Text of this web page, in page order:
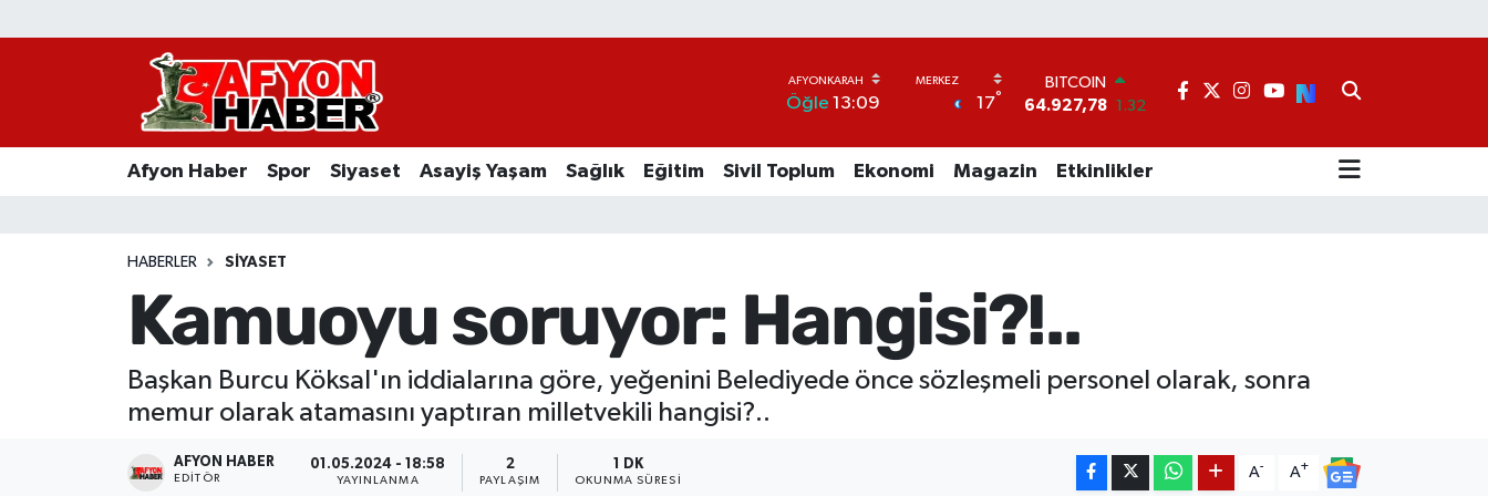
Öğle 13:09 17°
64.927,78 1.32
DOLAR
55,0398 -0.02
Afyon Haber Spor Siyaset Asayiş Yaşam Sağlık Eğitim Sivil Toplum Ekonomi Magazin Etkinlikler
HABERLER SIYASET
Kamuoyu soruyor: Hangisi?!..
Başkan Burcu Köksal'ın iddialarına göre, yeğenini Belediyede önce sözleşmeli personel olarak, sonra
memur olarak atamasını yaptıran milletvekili hangisi?..
AFYON HABER
EDITÖR
01.05.2024 - 18:58
YAYINLANMA
2
PAYLAŞIM
1 DK
OKUNMA SÜRESI
A- A+
Afyon Haber
Asayiş Yaşam
Sivil Toplum
Ekonomi